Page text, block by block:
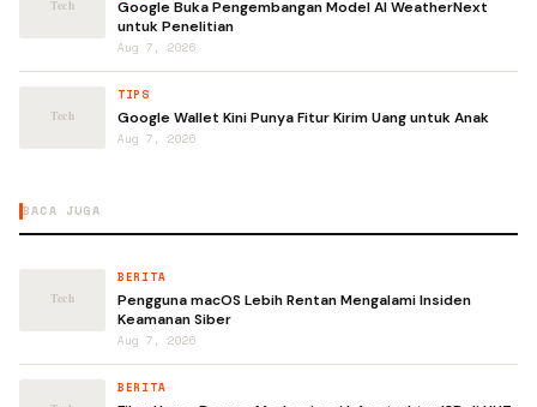
Google Buka Pengembangan Model AI WeatherNext
untuk Penelitian
Aug 7, 2026
TIPS
Google Wallet Kini Punya Fitur Kirim Uang untuk Anak
Aug 7, 2026
BACA JUGA
BERITA
Pengguna macOS Lebih Rentan Mengalami Insiden
Keamanan Siber
Aug 7, 2026
BERITA